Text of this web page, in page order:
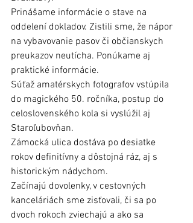
Prinášame informácie o stave na
oddelení dokladov. Zistili sme, že nápor
na vybavovanie pasov či občianskych
preukazov neutícha. Ponúkame aj
praktické informácie.
Súťaž amatérskych fotografov vstúpila
do magického 50. ročníka, postup do
celoslovenského kola si vyslúžil aj
Staroľubovňan.
Zámocká ulica dostáva po desiatke
rokov definitívny a dôstojná ráz, aj s
historickým nádychom.
Začínajú dovolenky, v cestovných
kanceláriách sme zisťovali, či sa po
dvoch rokoch zviechajú a ako sa